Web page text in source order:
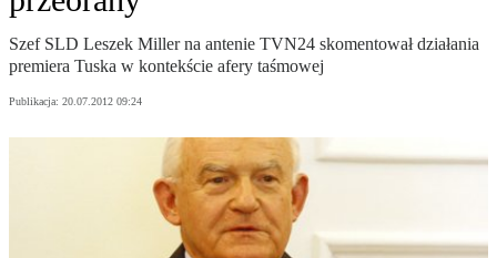
Szef SLD Leszek Miller na antenie TVN24 skomentował działania
premiera Tuska w kontekście afery taśmowej
Publikacja: 20.07.2012 09:24